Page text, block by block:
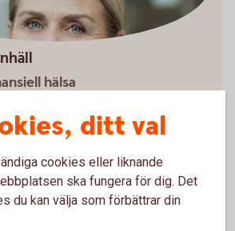
hälsa
för olika åldrar
men är osäker på hur du
ditt val
cookies eller liknande
ska fungera för dig. Det
du kan välja som förbättrar din